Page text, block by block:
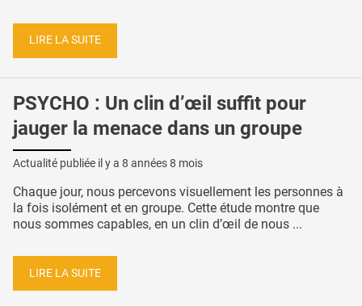
LIRE LA SUITE
PSYCHO : Un clin d’œil suffit pour
jauger la menace dans un groupe
Actualité publiée il y a 8 années 8 mois
Chaque jour, nous percevons visuellement les personnes à
la fois isolément et en groupe. Cette étude montre que
nous sommes capables, en un clin d’œil de nous ...
LIRE LA SUITE